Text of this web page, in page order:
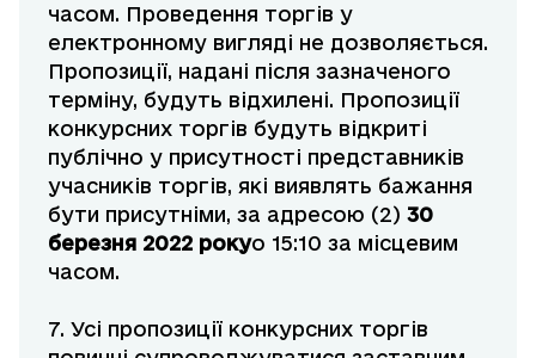
часом. Проведення торгів у
електронному вигляді не дозволяється.
Пропозиції, надані після зазначеного
терміну, будуть відхилені. Пропозиції
конкурсних торгів будуть відкриті
публічно у присутності представників
учасників торгів, які виявлять бажання
бути присутніми, за адресою (2) 30
березня 2022 рокуо 15:10 за місцевим
часом.
7. Усі пропозиції конкурсних торгів